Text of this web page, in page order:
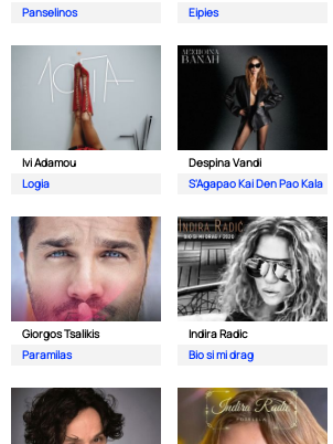
Panselinos
Eipies
Ivi Adamou
Logia
Despina Vandi
S'Agapao Kai Den Pao Kala
Giorgos Tsalikis
Paramilas
Indira Radic
Bio si mi drag